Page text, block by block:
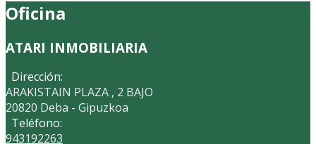
Oficina
ATARI INMOBILIARIA
Dirección:
ARAKISTAIN PLAZA , 2 BAJO
20820 Deba - Gipuzkoa
Teléfono:
943192263